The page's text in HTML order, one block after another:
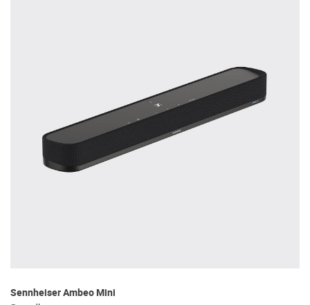
Sennheiser Ambeo Mini